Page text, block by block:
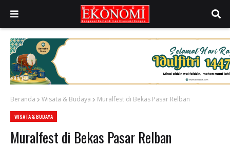
Beranda Wisata & Budaya Muralfest di Bekas Pasar Relban
WISATA & BUDAYA
Muralfest di Bekas Pasar Relban